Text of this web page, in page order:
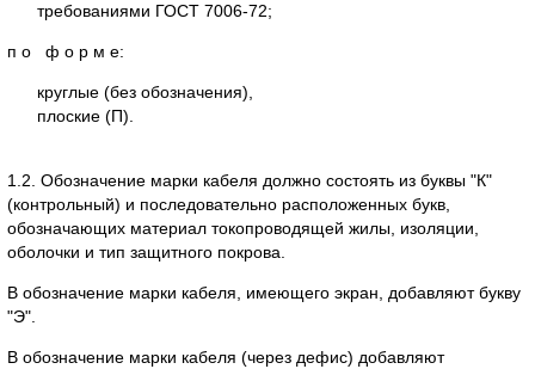
требованиями ГОСТ 7006-72;
п о ф о р м е:
круглые (без обозначения),
плоские (П).
1.2. Обозначение марки кабеля должно состоять из буквы "К"
(контрольный) и последовательно расположенных букв,
обозначающих материал токопроводящей жилы, изоляции,
оболочки и тип защитного покрова.
В обозначение марки кабеля, имеющего экран, добавляют букву
"Э".
В обозначение марки кабеля (через дефис) добавляют